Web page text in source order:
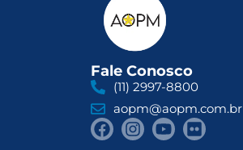
Fale Conosco
(11) 2997-8800
aopm@aopm.com.br